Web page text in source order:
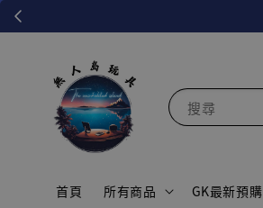
搜尋
首頁 所有商品 GK最新預購